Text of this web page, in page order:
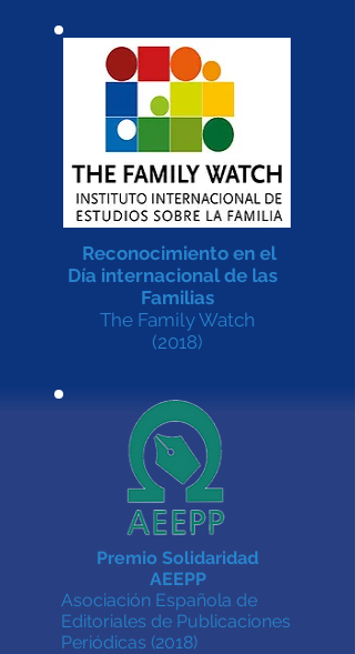
Reconocimiento en el
Día internacional de las
Familias
The Family Watch
(2018)
Premio Solidaridad
AEEPP
Asociación Española de
Editoriales de Publicaciones
Periódicas (2018)